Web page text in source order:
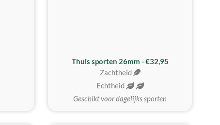
Thuis sporten 26mm - €32,95
Zachtheid
Echtheid
Geschikt voor dagelijks sporten